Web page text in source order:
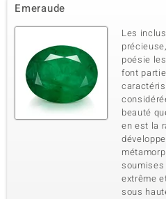
Zircon
Poids total en carat
0,279 ct
Sertissage
Serti griffe
4ème pierre
Emeraude
Les
poésie
font
beauté
en est la
extrême
sous